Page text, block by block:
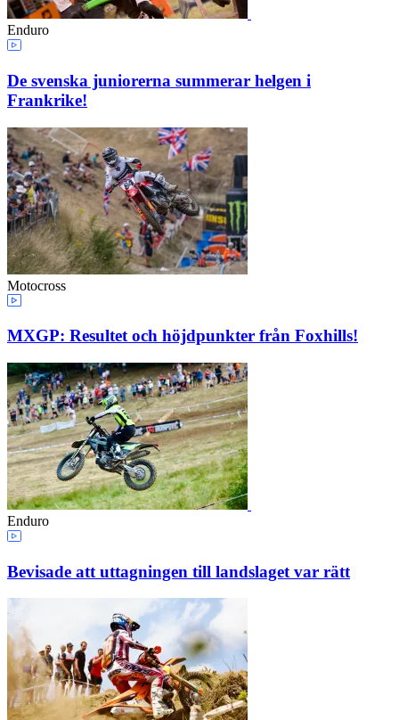
Enduro
De svenska juniorerna summerar helgen i
Frankrike!
Motocross
MXGP: Resultet och höjdpunkter från Foxhills!
Enduro
Bevisade att uttagningen till landslaget var rätt